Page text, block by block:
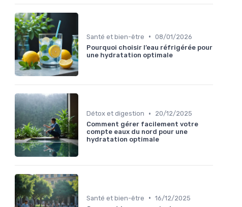
Santé et bien-être • 08/01/2026
Pourquoi choisir l’eau réfrigérée pour
une hydratation optimale
Détox et digestion •
20/12/2025
Comment gérer facilement votre
compte eaux du nord pour une
hydratation optimale
Santé et bien-être • 16/12/2025